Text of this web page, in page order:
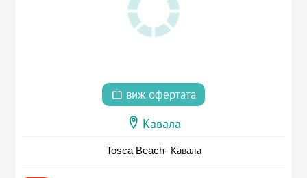
виж офертата
Кавала
Tosca Beach- Кавала